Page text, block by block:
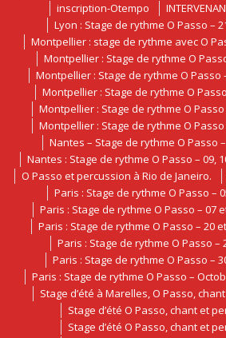
inscription-Otempo
Lyon : Stage de rythme O Passo –
Montpellier : stage de rythme avec O
Montpellier : Stage de rythme O
Montpellier : Stage de rythme O Passo
Montpellier : Stage de rythme O
Montpellier : Stage de rythme O Passo
Montpellier : Stage de rythme O Passo
Nantes – Stage de rythme O Passo
Nantes : Stage de rythme O Passo – 09,
O Passo et percussion à Rio de Janeiro.
Paris : Stage de rythme O Passo –
Paris : Stage de rythme O Passo – 07
Paris : Stage de rythme O Passo – 20
Paris : Stage de rythme O Passo –
Paris : Stage de rythme O Passo –
Paris : Stage de rythme O Passo –
Stage d’été à Marelles, O Passo,
Stage d’été O Passo, chant et
Stage d’été O Passo, chant et